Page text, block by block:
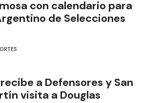
con calendario para
de Selecciones
a Defensores y San
visita a Douglas